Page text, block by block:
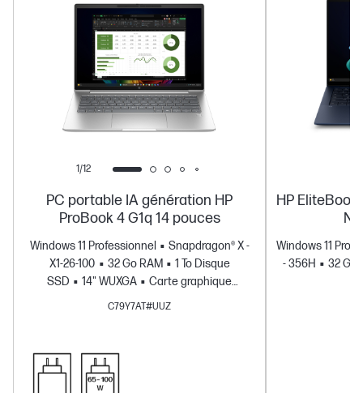
1/12
PC portable IA génération HP
ProBook 4 G1q 14 pouces
Windows 11 Professionnel
Snapdragon® X -
X1-26-100
32 Go RAM
1 To Disque
SSD
14" WUXGA
Carte graphique
Qualcomm® Adreno™
C79Y7AT#UUZ
portable.
HP
Windows 11
- 356H
32 Go